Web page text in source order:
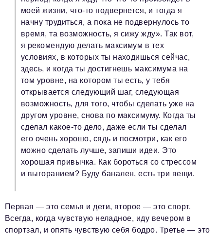
моей жизни, что-то подвернется, и тогда я
начну трудиться, а пока не подвернулось то
время, та возможность, я сижу жду». Так вот,
я рекомендую делать максимум в тех
условиях, в которых ты находишься сейчас,
здесь, и когда ты достигнешь максимума на
том уровне, на котором ты есть, у тебя
открывается следующий шаг, следующая
возможность, для того, чтобы сделать уже на
другом уровне, снова по максимуму. Когда ты
сделал какое-то дело, даже если ты сделал
его очень хорошо, сядь и посмотри, как его
можно сделать лучше, запиши идеи. Это
хорошая привычка. Как бороться со стрессом
и выгоранием? Буду банален, есть три вещи.
Первая — это семья и дети, второе — это спорт.
Всегда, когда чувствую неладное, иду вечером в
спортзал, и опять чувствую себя бодро. Третье — это